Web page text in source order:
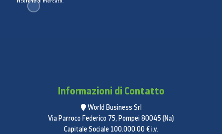
Con il sistema operativo Samsung Tizen potrai
e i servizi disponibili sul tuo TV. Con Samsung TV
Plus avrai a disposizione canali TV gratuiti in diretta
Informazioni di Contatto
World Business Srl
Via Parroco Federico 75, Pompei 80045 (Na)
Capitale Sociale 100.000,00 € i.v.